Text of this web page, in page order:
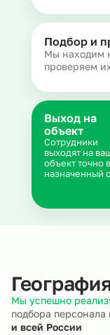
Подбор и
Мы находим
проверяем
Выход на
объект
Сотрудники
выходят на
объект точно в
назначенный
Мы успешно
подбора персонала
и всей России